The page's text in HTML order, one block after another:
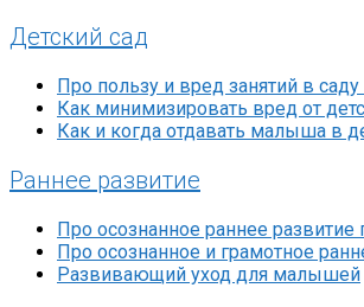
Детский сад
Про пользу и вред занятий в
Как минимизировать вред от
Как и когда отдавать малыша в
Раннее развитие
Про осознанное раннее
Про осознанное и грамотное
Развивающий уход для малышей